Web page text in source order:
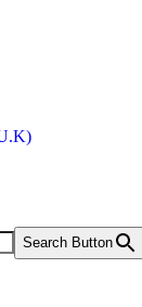
Search Button